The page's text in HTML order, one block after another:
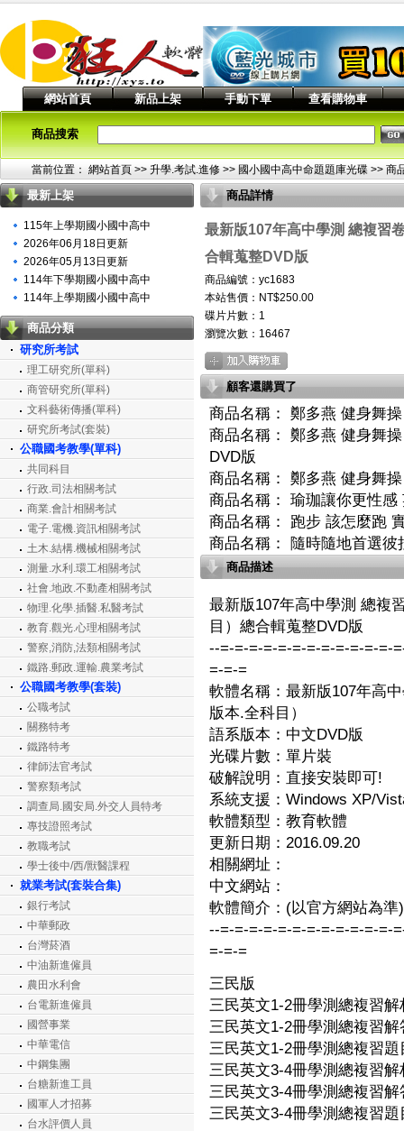
網站首頁 新品上架 手動下單 查看購物車
商品搜索
當前位置： 網站首頁 >> 升學.考試.進修 >> 國小國中高中命題題庫光碟 >> 商
最新上架
115年上學期國小國中高中
2026年06月18日更新
2026年05月13日更新
114年下學期國小國中高中
114年上學期國小國中高中
商品分類
研究所考試
理工研究所(單科)
商管研究所(單科)
文科藝術傳播(單科)
研究所考試(套裝)
公職國考教學(單科)
共同科目
行政.司法相關考試
商業.會計相關考試
電子.電機.資訊相關考試
土木.結構.機械相關考試
測量.水利.環工相關考試
社會.地政.不動產相關考試
物理.化學.插醫.私醫考試
教育.觀光.心理相關考試
警察,消防,法類相關考試
鐵路.郵政.運輸.農業考試
公職國考教學(套裝)
公職考試
關務特考
鐵路特考
律師法官考試
警察類考試
調查局.國安局.外交人員特考
專技證照考試
教職考試
學士後中/西/獸醫課程
就業考試(套裝合集)
銀行考試
中華郵政
台灣菸酒
中油新進僱員
農田水利會
台電新進僱員
國營事業
中華電信
中鋼集團
台糖新進工員
國軍人才招募
台水評價人員
商品詳情
最新版107年高中學測 總複習
合輯蒐整DVD版
商品編號：yc1683
本站售價：NT$250.00
碟片片數：1
瀏覽次數： 16467
顧客還購買了
商品名稱：
鄭多燕 健身舞
商品名稱：
鄭多燕 健身舞
DVD版
商品名稱：
鄭多燕 健身舞
商品名稱：
瑜珈讓你更性感
商品名稱：
跑步 該怎麼跑
商品名稱：
隨時隨地首選彼
商品描述
最新版107年高中學測 總複
目）總合輯蒐整DVD版
--=-=-=-=-=-=-=-=-=-=-=-=-
=-=-=
軟體名稱：最新版107年高
版本.全科目）
語系版本：中文DVD版
光碟片數：單片裝
破解說明：直接安裝即可!
系統支援：Windows XP/
軟體類型：教育軟體
更新日期：2016.09.20
相關網址：
中文網站：
軟體簡介：(以官方網站為準)
--=-=-=-=-=-=-=-=-=-=-=-=-
=-=-=
三民版
三民英文1-2冊學測總複習解
三民英文1-2冊學測總複習解
三民英文1-2冊學測總複習題
三民英文3-4冊學測總複習解
三民英文3-4冊學測總複習解
三民英文3-4冊學測總複習題